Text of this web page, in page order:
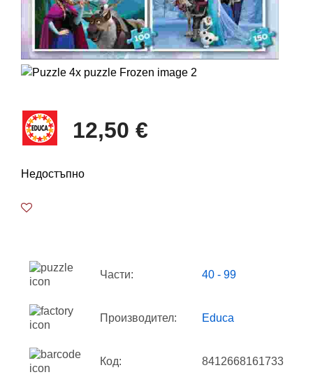
12,50 €
Недостъпно
Части: 40 - 99
Производител: Educa
Код: 8412668161733